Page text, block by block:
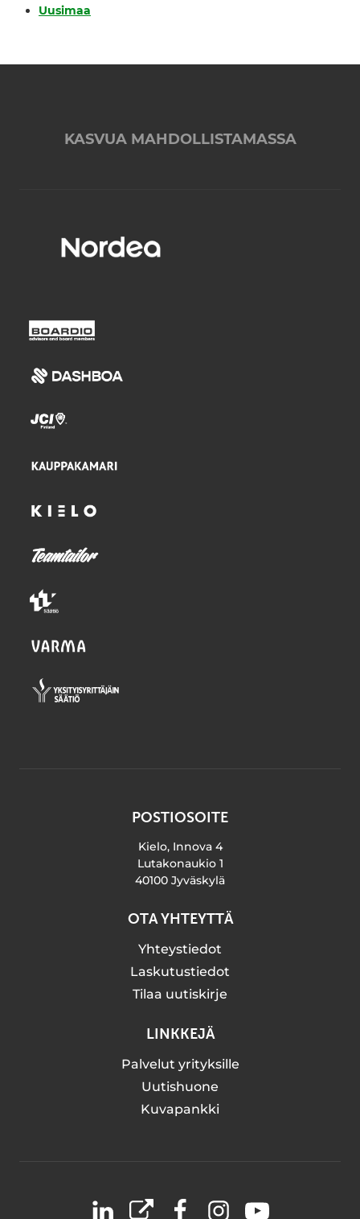
Uusimaa
KASVUA MAHDOLLISTAMASSA
POSTIOSOITE
Kielo, Innova 4
Lutakonaukio 1
40100 Jyväskylä
OTA YHTEYTTÄ
Yhteystiedot
Laskutustiedot
Tilaa uutiskirje
LINKKEJÄ
Palvelut yrityksille
Uutishuone
Kuvapankki
LinkedIn
X FacebookInstagramYouTube